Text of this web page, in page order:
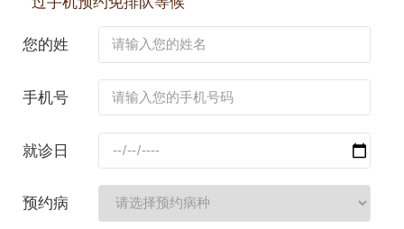
您的姓
手机号
就诊日
预约病